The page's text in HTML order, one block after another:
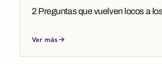
2 Preguntas que vuelven locos a
Ver más